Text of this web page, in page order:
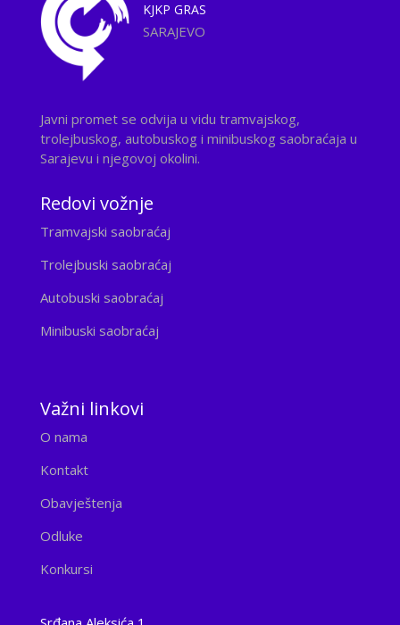
KJKP GRAS
SARAJEVO
Javni promet se odvija u vidu tramvajskog,
trolejbuskog, autobuskog i minibuskog saobraćaja u
Sarajevu i njegovoj okolini.
Redovi vožnje
Tramvajski saobraćaj
Trolejbuski saobraćaj
Autobuski saobraćaj
Minibuski saobraćaj
Važni linkovi
O nama
Kontakt
Obavještenja
Odluke
Konkursi